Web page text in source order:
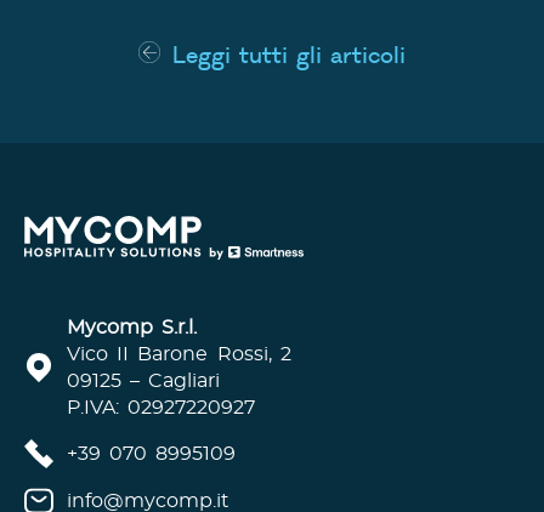
Leggi tutti gli articoli
Mycomp S.r.l.
Vico II Barone Rossi, 2
09125 – Cagliari
P.IVA: 02927220927
+39 070 8995109
info@mycomp.it